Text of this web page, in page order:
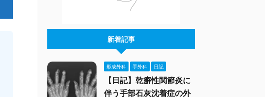
新着記事
形成外科 手外科 日記
【日記】乾癬性関節炎に
伴う手部石灰沈着症の外